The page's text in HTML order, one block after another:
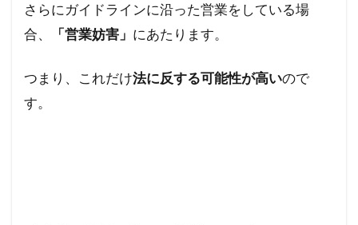
さらにガイドラインに沿った営業をしている場
合、
「営業妨害」 にあたります。
つまり、これだけ法に反する可能性が高いので
す。